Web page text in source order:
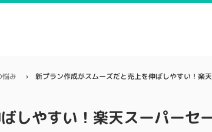
悩み
しやすい！楽天スーパーセ